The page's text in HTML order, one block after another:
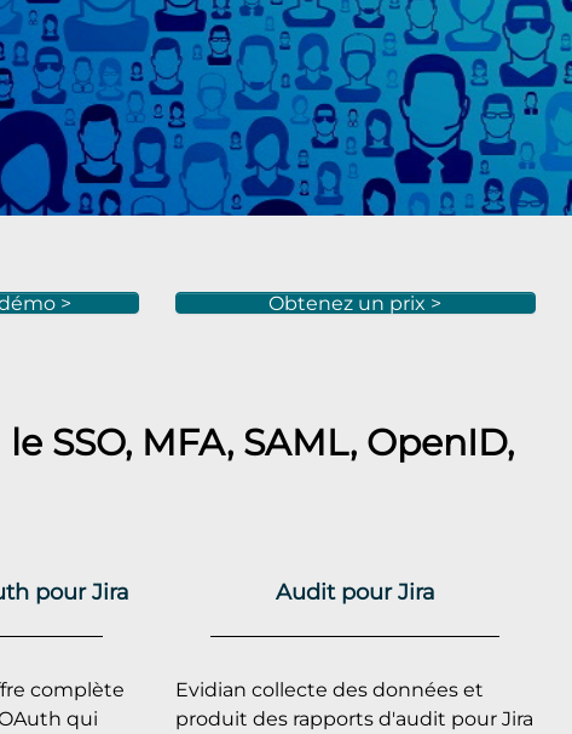
> Obtenez un prix >
le SSO, MFA, SAML, OpenID,
pour Jira
complète
qui
Audit pour Jira
Evidian collecte des données et
produit des rapports d'audit pour Jira